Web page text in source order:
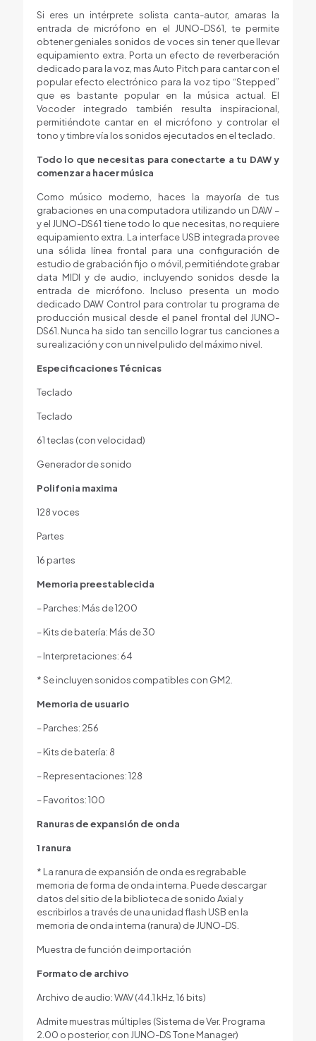
Si eres un intérprete solista canta-autor, amaras la
entrada de micrófono en el JUNO-DS61, te permite
obtener geniales sonidos de voces sin tener que llevar
equipamiento extra. Porta un efecto de reverberación
dedicado para la voz, mas Auto Pitch para cantar con el
popular efecto electrónico para la voz tipo “Stepped”
que es bastante popular en la música actual. El
Vocoder integrado también resulta inspiracional,
permitiéndote cantar en el micrófono y controlar el
tono y timbre vía los sonidos ejecutados en el teclado.
Todo lo que necesitas para conectarte a tu DAW y
comenzar a hacer música
Como músico moderno, haces la mayoría de tus
grabaciones en una computadora utilizando un DAW –
y el JUNO-DS61 tiene todo lo que necesitas, no requiere
equipamiento extra. La interface USB integrada provee
una sólida línea frontal para una configuración de
estudio de grabación fijo o móvil, permitiéndote grabar
data MIDI y de audio, incluyendo sonidos desde la
entrada de micrófono. Incluso presenta un modo
dedicado DAW Control para controlar tu programa de
producción musical desde el panel frontal del JUNO-
DS61. Nunca ha sido tan sencillo lograr tus canciones a
su realización y con un nivel pulido del máximo nivel.
Especificaciones Técnicas
Teclado
Teclado
61 teclas (con velocidad)
Generador de sonido
Polifonia maxima
128 voces
Partes
16 partes
Memoria preestablecida
– Parches: Más de 1200
– Kits de batería: Más de 30
– Interpretaciones: 64
* Se incluyen sonidos compatibles con GM2.
Memoria de usuario
– Parches: 256
– Kits de batería: 8
– Representaciones: 128
– Favoritos: 100
Ranuras de expansión de onda
1 ranura
* La ranura de expansión de onda es regrabable
memoria de forma de onda interna. Puede descargar
datos del sitio de la biblioteca de sonido Axial y
escribirlos a través de una unidad flash USB en la
memoria de onda interna (ranura) de JUNO-DS.
Muestra de función de importación
Formato de archivo
Archivo de audio: WAV (44.1 kHz, 16 bits)
Admite muestras múltiples (Sistema de Ver. Programa
2.00 o posterior, con JUNO-DS Tone Manager)